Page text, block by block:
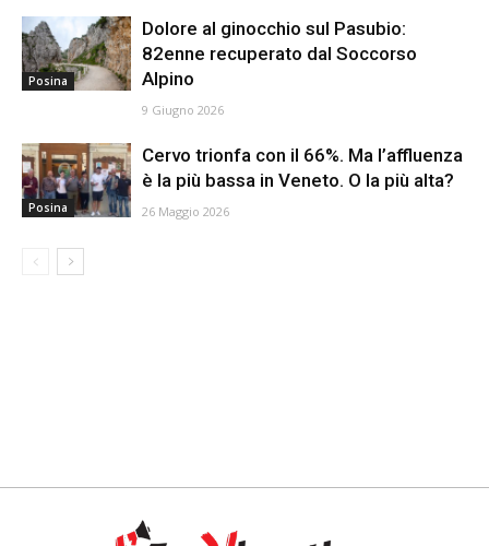
Posina
Dolore al ginocchio sul Pasubio:
82enne recuperato dal Soccorso
Alpino
9 Giugno 2026
Posina
Cervo trionfa con il 66%. Ma l’affluenza
è la più bassa in Veneto. O la più alta?
26 Maggio 2026